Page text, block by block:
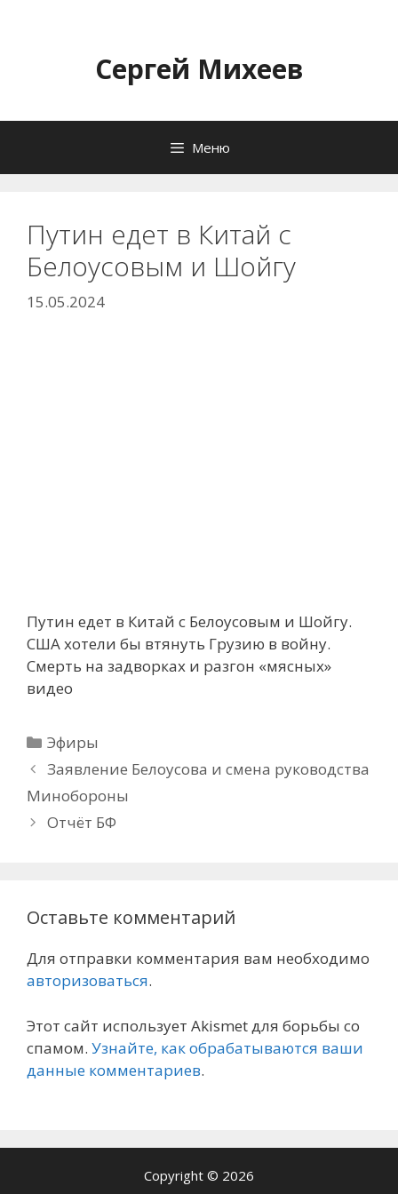
содержимомуСергей Михеев
Меню
Путин едет в Китай с
Белоусовым и Шойгу
15.05.2024
Путин едет в Китай с Белоусовым и Шойгу.
США хотели бы втянуть Грузию в войну.
Смерть на задворках и разгон «мясных»
видео
Рубрики
Эфиры
Заявление Белоусова и смена руководства
Минобороны
Отчёт БФ
Оставьте комментарий
Для отправки комментария вам необходимо
авторизоваться.
Этот сайт использует Akismet для борьбы со
спамом. Узнайте, как обрабатываются ваши
данные комментариев.
Copyright © 2026